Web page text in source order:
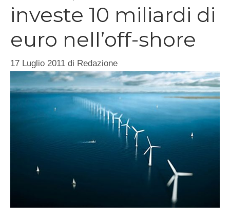
investe 10 miliardi di
euro nell’off-shore
17 Luglio 2011 di Redazione